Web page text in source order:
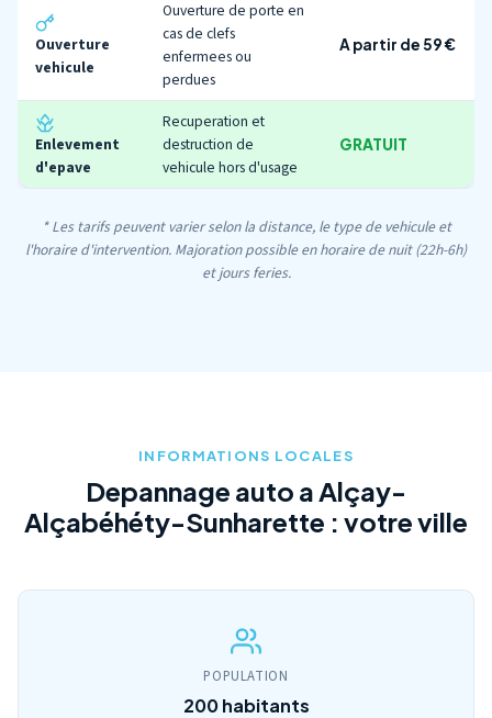
Ouverture
vehicule
Ouverture de porte en
cas de clefs
enfermees ou
perdues
A partir de 59 €
Enlevement
d'epave
Recuperation et
destruction de
vehicule hors d'usage
GRATUIT
* Les tarifs peuvent varier selon la distance, le type de vehicule et
l'horaire d'intervention. Majoration possible en horaire de nuit (22h-6h)
et jours feries.
INFORMATIONS LOCALES
Depannage auto a Alçay-
Alçabéhéty-Sunharette : votre ville
POPULATION
200 habitants